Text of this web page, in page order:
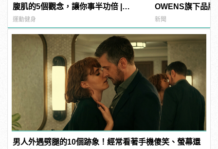
腹肌的5個觀念，讓你事半功倍 |
manfashion這樣變型男
運動健身
OWENS旗下品
推出全新「
新聞
男人外遇劈腿的10個跡象！經常看著手機傻笑、螢幕還